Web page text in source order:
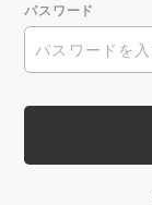
パスワード